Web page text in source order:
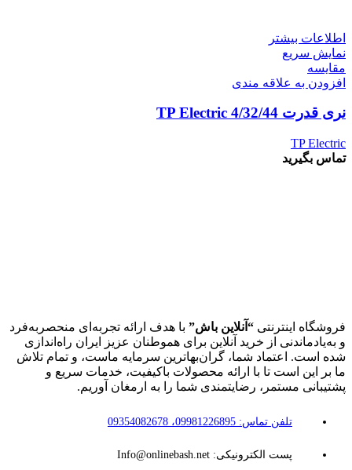
اطلاعات بیشتر
نمایش سریع
مقايسه
افزودن به علاقه مندی
نری قدرت 4/32/44 TP Electric
TP Electric
تماس بگیرید
فروشگاه اینترنتی “آنلاین باش” با هدف ارائه تجربه‌ای منحصربه‌فرد
و به‌یادماندنی از خرید آنلاین برای هموطنان عزیز ایران راه‌اندازی
شده است. اعتماد شما، گران‌بهاترین سرمایه ماست، و تمام تلاش
ما بر این است تا با ارائه محصولات باکیفیت، خدمات سریع و
پشتیبانی مستمر، رضایتمندی شما را به ارمغان آوریم.
تلفن تماس: 09981226895، 09354082678
پست الکترونیکی: Info@onlinebash.net